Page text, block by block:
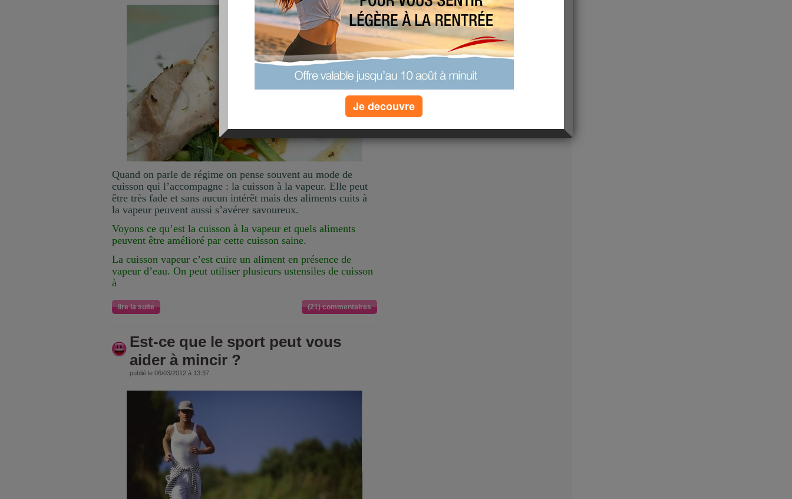
Quand on parle de régime on pense souvent au mode de
cuisson qui l’accompagne : la cuisson à la vapeur. Elle peut
être très fade et sans aucun intérêt mais des aliments cuits à
la vapeur peuvent aussi s’avérer savoureux.
Voyons ce qu’est la cuisson à la vapeur et quels aliments
peuvent être amélioré par cette cuisson saine.
La cuisson vapeur c’est cuire un aliment en présence de
vapeur d’eau. On peut utiliser plusieurs ustensiles de cuisson
à
lire la suite (21) commentaires
Est-ce que le sport peut vous
aider à mincir ?
publié le 06/03/2012 à 13:37
Je decouvre